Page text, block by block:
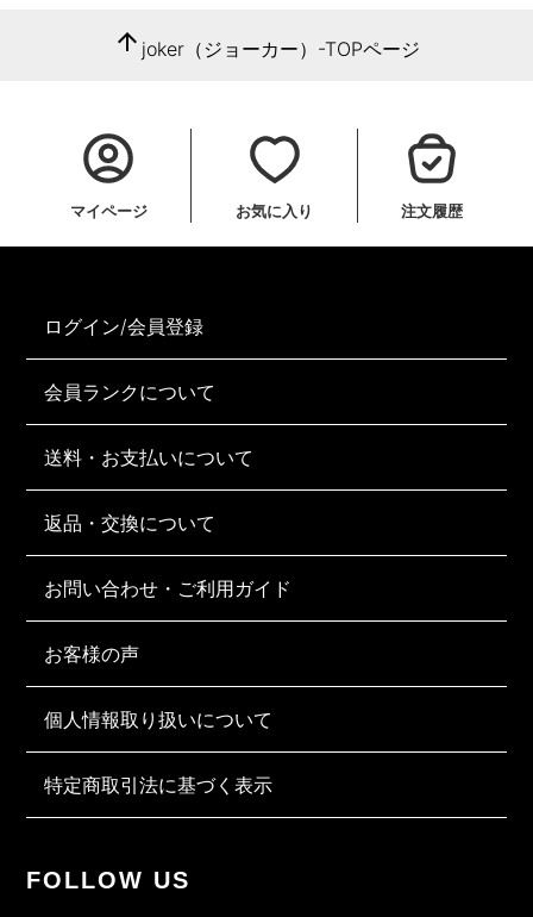
arrow_upward joker（ジョーカー）-TOPページ
マイページ お気に入り 注文履歴
ログイン/会員登録
会員ランクについて
送料・お支払いについて
返品・交換について
お問い合わせ・ご利用ガイド
お客様の声
個人情報取り扱いについて
特定商取引法に基づく表示
FOLLOW US